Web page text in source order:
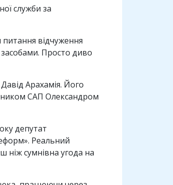
служби за
відчуження
Просто диво
Арахамія. Його
САП Олександром
депутат
Реальний
ніж сумнівна угода на